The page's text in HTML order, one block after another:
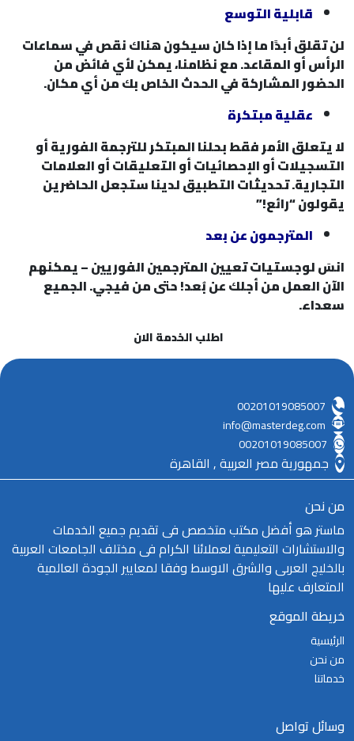
قابلية التوسع
لن تقلق أبدًا ما إذا كان سيكون هناك نقص في سماعات
الرأس أو المقاعد. مع نظامنا، يمكن لأي فائض من
الحضور المشاركة في الحدث الخاص بك من أي مكان.
عقلية مبتكرة
لا يتعلق الأمر فقط بحلنا المبتكر للترجمة الفورية أو
التسجيلات أو الإحصائيات أو التعليقات أو العلامات
التجارية. تحديثات التطبيق لدينا ستجعل الحاضرين
يقولون “رائع!”
المترجمون عن بعد
انسَ لوجستيات تعيين المترجمين الفوريين – يمكنهم
الآن العمل من أجلك عن بُعد! حتى من فيجي. الجميع
سعداء.
اطلب الخدمة الان
00201019085007
info@masterdeg.com
00201019085007
جمهورية مصر العربية , القاهرة
من نحن
ماستر هو أفضل مكتب متخصص فى تقديم جميع الخدمات
والاستشارات التعليمية لعملائنا الكرام فى مختلف الجامعات العربية
بالخليج العربى والشرق الاوسط وفقا لمعايير الجودة العالمية
المتعارف عليها
خريطة الموقع
الرئيسية
من نحن
خدماتنا
وسائل تواصل